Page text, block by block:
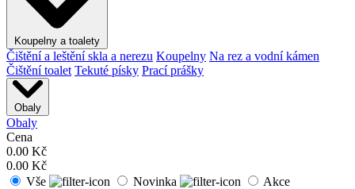
Koupelny a toalety
Čištění a leštění skla a nerezu Koupelny Na rez a vodní kámen
Čištění toalet Tekuté písky Prací prášky
Obaly
Obaly
Cena
0.00 Kč
0.00 Kč
Vše
Novinka
Akce